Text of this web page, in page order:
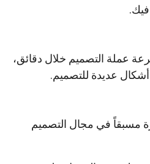
عملة التصميم خلال دقائق،
أشكال عديدة للتصميم.
مسبقاً في مجال التصميم